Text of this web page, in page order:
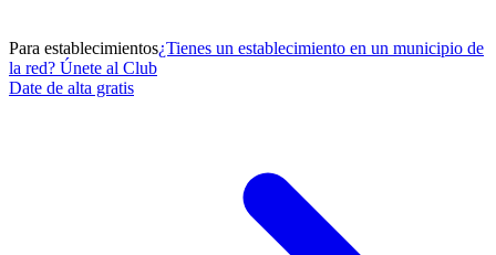
Para establecimientos¿Tienes un establecimiento en un municipio de
la red? Únete al Club
Date de alta gratis